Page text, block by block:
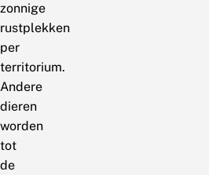
zonnige
rustplekken
per
territorium.
Andere
dieren
worden
tot
de